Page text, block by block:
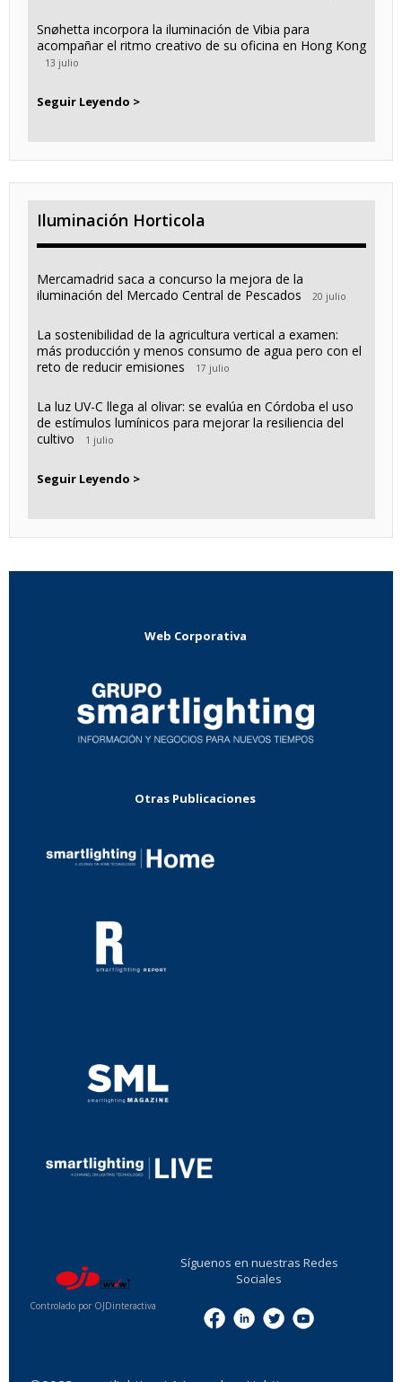
Snøhetta incorpora la iluminación de Vibia para
acompañar el ritmo creativo de su oficina en Hong Kong
13 julio
Seguir Leyendo >
Iluminación Horticola
Mercamadrid saca a concurso la mejora de la
iluminación del Mercado Central de Pescados
20 julio
La sostenibilidad de la agricultura vertical a examen:
más producción y menos consumo de agua pero con el
reto de reducir emisiones
17 julio
La luz UV-C llega al olivar: se evalúa en Córdoba el uso
de estímulos lumínicos para mejorar la resiliencia del
cultivo
1 julio
Seguir Leyendo >
Web Corporativa
Otras Publicaciones
Controlado por OJDinteractiva
Síguenos en nuestras Redes
Sociales